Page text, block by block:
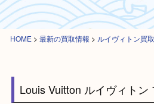
HOME